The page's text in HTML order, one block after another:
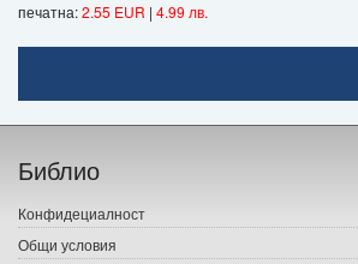
печатна:2.55 EUR | 4.99 лв.
Начало
Печатни книги
Електронни книги
Библио
Конфидециалност
Общи условия